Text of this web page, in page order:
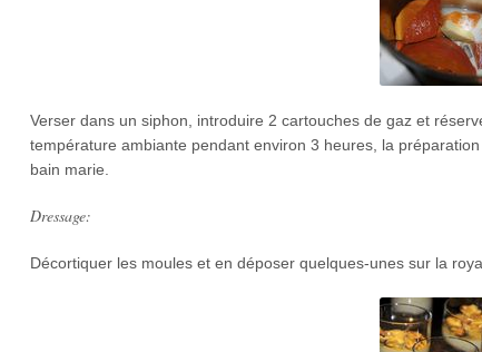
Verser dans un siphon, introduire 2 cartouches de gaz et
température ambiante pendant environ 3 heures, la
bain marie.
Dressage:
Décortiquer les moules et en déposer quelques-unes sur la